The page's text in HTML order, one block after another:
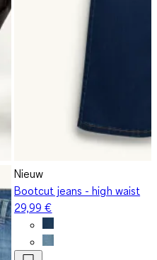
Nieuw
Bootcut jeans - high waist
29,99 €